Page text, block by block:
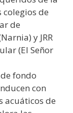
de
de
y JRR
(El Señor
fondo
con
acuáticos de